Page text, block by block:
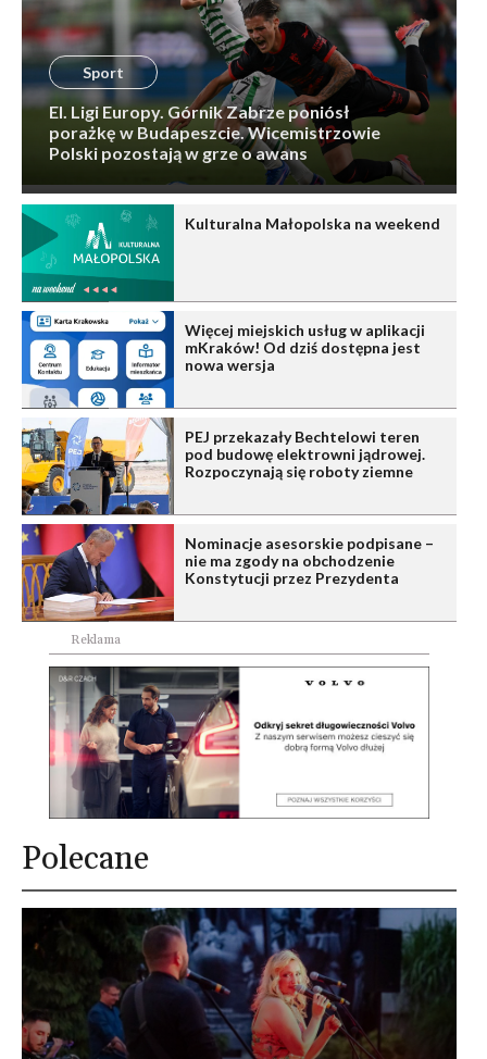
Sport
El. Ligi Europy. Górnik Zabrze poniósł
porażkę w Budapeszcie. Wicemistrzowie
Polski pozostają w grze o awans
Kulturalna Małopolska na weekend
Więcej miejskich usług w aplikacji
mKraków! Od dziś dostępna jest
nowa wersja
PEJ przekazały Bechtelowi teren
pod budowę elektrowni jądrowej.
Rozpoczynają się roboty ziemne
Nominacje asesorskie podpisane –
nie ma zgody na obchodzenie
Konstytucji przez Prezydenta
Reklama
Polecane